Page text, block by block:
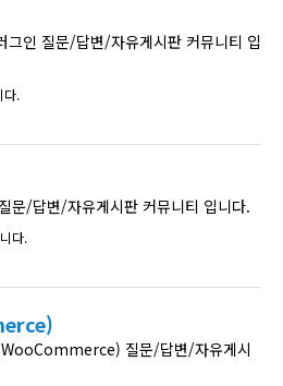
그인 질문/답변/자유게시판 커뮤니티 입
다.
문/답변/자유게시판 커뮤니티 입니다.
다.
질문/답변/자유게시